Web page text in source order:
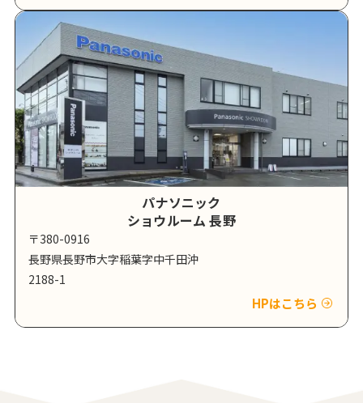
パナソニック
ショウルーム 長野
〒380-0916
長野県長野市大字稲葉字中千田沖
2188-1
HPはこちら